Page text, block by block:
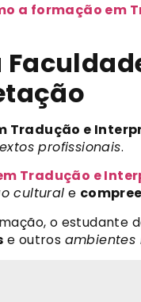
a formação em
Tradução e
profissionais.
Tradução e
cultural e
o estudante
e outros